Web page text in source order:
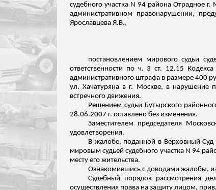
судебного участка N 94 района Отрадное
административном правонарушении,
Ярославцева Я.В.,
постановлением мирового судьи
ответственности по ч. 3 ст. 12.15
административного штрафа в размере 400
ул. Хачатуряна в г. Москве, в нарушение
встречного движения.
Решением судьи Бутырского
28.06.2007 г. оставлено без изменения.
Заместителем председателя
удовлетворения.
В жалобе, поданной в Верховный Суд
мировым судьей судебного участка N 94
месту его жительства.
Ознакомившись с доводами жалобы,
Судебный порядок рассмотрения
осуществления права на защиту лицом,